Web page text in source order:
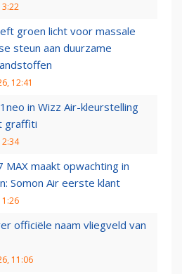
groen licht voor massale
steun aan duurzame
12:41
in Wizz Air-kleurstelling
graffiti
MAX maakt opwachting in
Somon Air eerste klant
officiële naam vliegveld van
11:06